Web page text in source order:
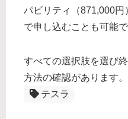
パビリティ（871,000
で申し込むことも可能で
すべての選択肢を選び
方法の確認があります。
テスラ